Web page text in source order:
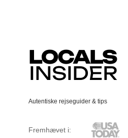
Autentiske rejseguider & tips
Fremhævet i: